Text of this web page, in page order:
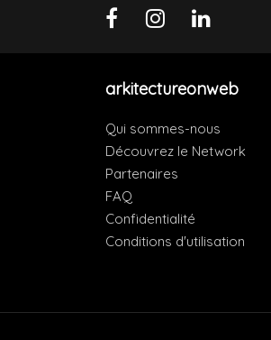
arkitectureonweb
Qui sommes-nous
Découvrez le Network
Partenaires
FAQ
Confidentialité
Conditions d'utilisation